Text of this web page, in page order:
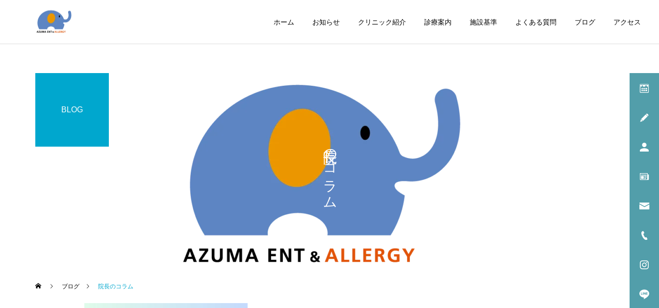
ホーム お知らせ クリニック紹介 診療案内 施設基準 よくある質問 ブログ アクセス
耳鼻咽喉科
かかりつけ医
当院のアレルギー性鼻炎の
院長のコラム
院長の医学博士号取得につ
スタッフ日記
耳掃除だけで受診してもい
院長のコラム
BLOG
ブログ 院長のコラム